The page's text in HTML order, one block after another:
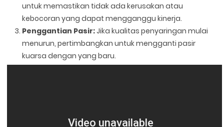
untuk memastikan tidak ada kerusakan atau
kebocoran yang dapat mengganggu kinerja.
Penggantian Pasir:Jika kualitas penyaringan mulai
menurun, pertimbangkan untuk mengganti pasir
kuarsa dengan yang baru.